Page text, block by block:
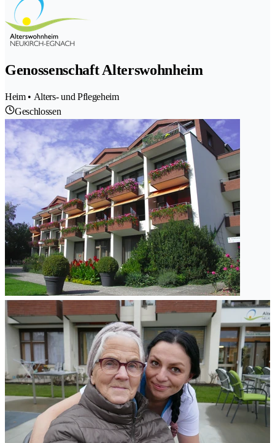
Genossenschaft Alterswohnheim
Heim • Alters- und Pflegeheim
Geschlossen